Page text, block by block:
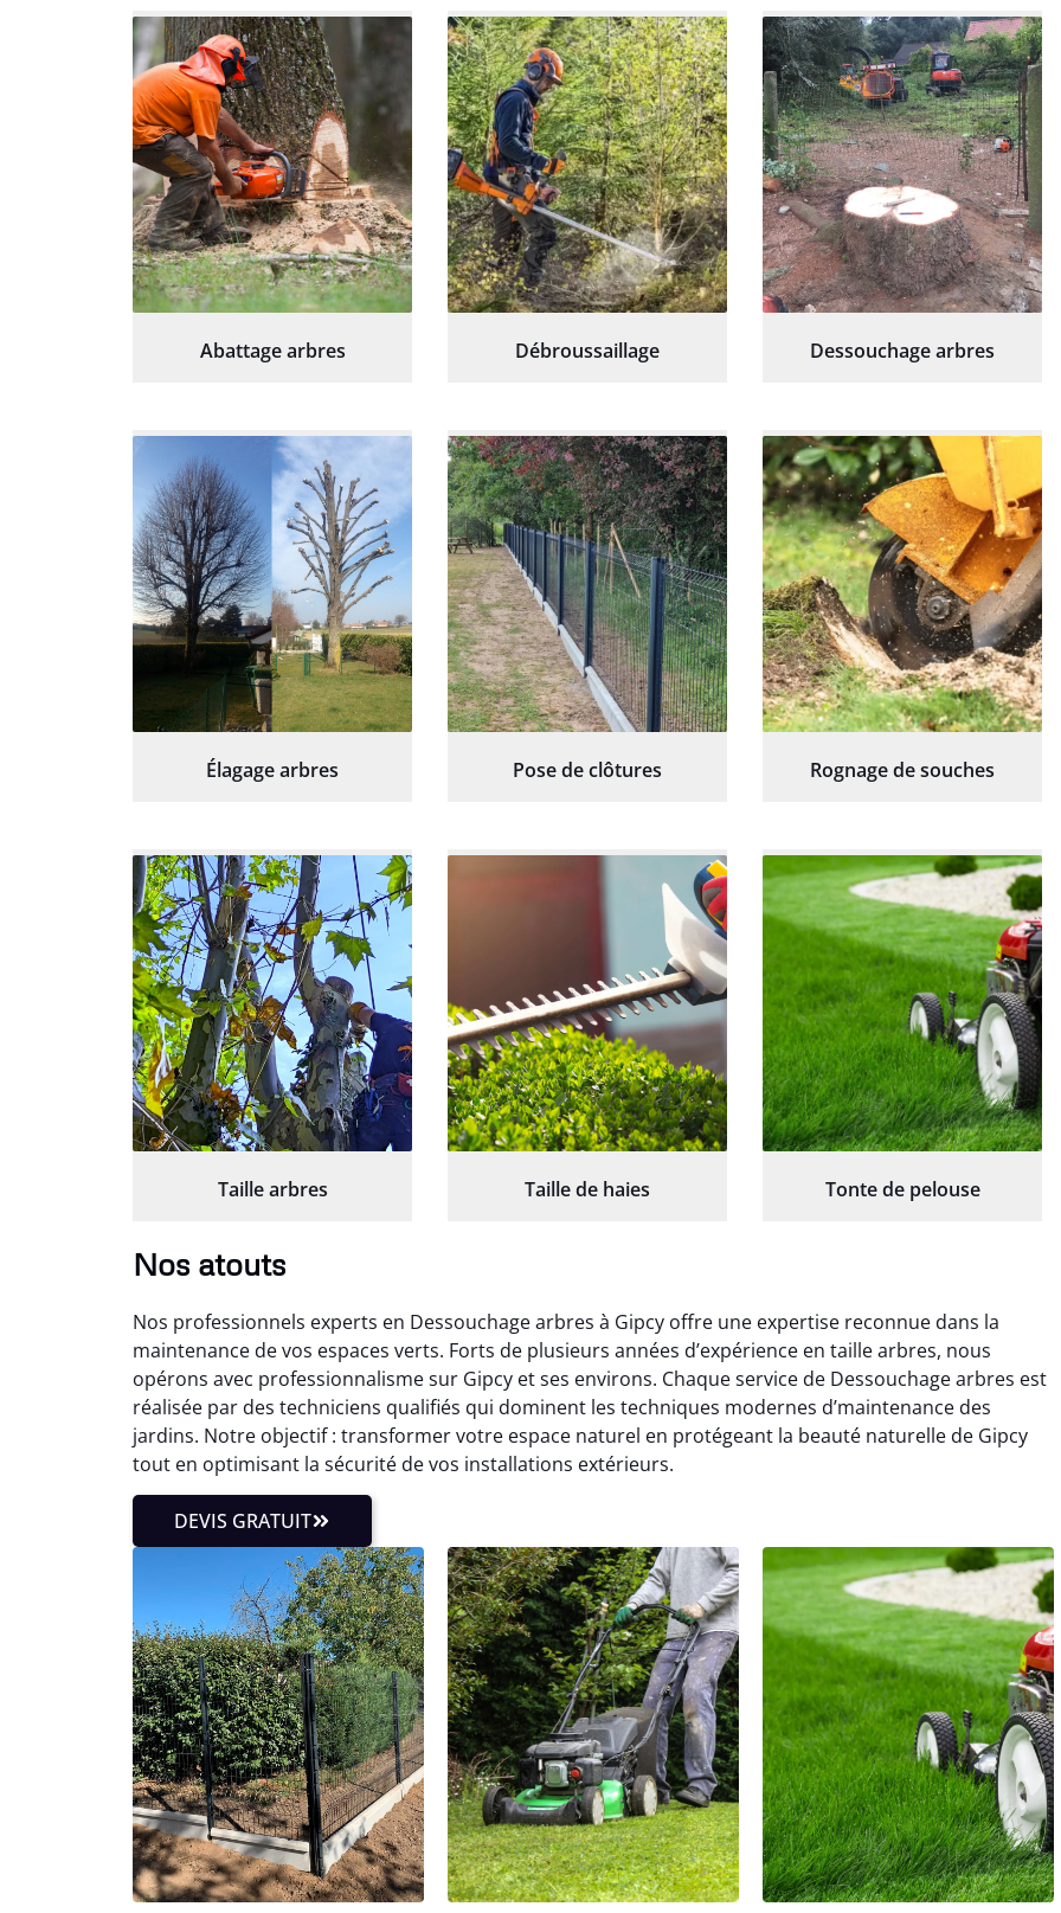
Abattage arbres Débroussaillage Dessouchage arbres
Élagage arbres Pose de clôtures Rognage de souches
Taille arbres Taille de haies Tonte de pelouse
Nos atouts
Nos professionnels experts en Dessouchage arbres à Gipcy offre une expertise reconnue dans la
maintenance de vos espaces verts. Forts de plusieurs années d’expérience en taille arbres, nous
opérons avec professionnalisme sur Gipcy et ses environs. Chaque service de Dessouchage arbres est
réalisée par des techniciens qualifiés qui dominent les techniques modernes d’maintenance des
jardins. Notre objectif : transformer votre espace naturel en protégeant la beauté naturelle de Gipcy
tout en optimisant la sécurité de vos installations extérieurs.
DEVIS GRATUIT